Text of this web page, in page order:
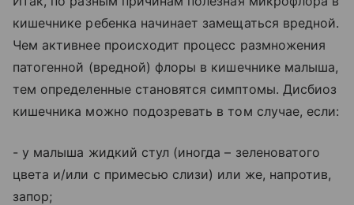
кишечнике ребенка начинает замещаться вредной.
Чем активнее происходит процесс размножения
патогенной (вредной) флоры в кишечнике малыша,
тем определенные становятся симптомы. Дисбиоз
кишечника можно подозревать в том случае, если:
- у малыша жидкий стул (иногда – зеленоватого
цвета и/или с примесью слизи) или же, напротив,
запор;